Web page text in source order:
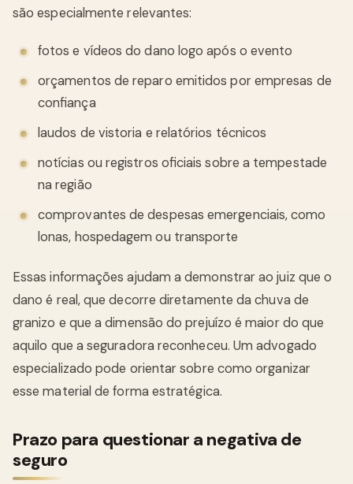
são especialmente relevantes:
fotos e vídeos do dano logo após o evento
orçamentos de reparo emitidos por empresas de
confiança
laudos de vistoria e relatórios técnicos
notícias ou registros oficiais sobre a tempestade
na região
comprovantes de despesas emergenciais, como
lonas, hospedagem ou transporte
Essas informações ajudam a demonstrar ao juiz que o
dano é real, que decorre diretamente da chuva de
granizo e que a dimensão do prejuízo é maior do que
aquilo que a seguradora reconheceu. Um advogado
especializado pode orientar sobre como organizar
esse material de forma estratégica.
Prazo para questionar a negativa de
seguro